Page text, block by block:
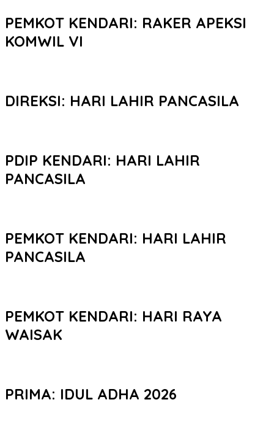
PEMKOT KENDARI: RAKER APEKSI
KOMWIL VI
DIREKSI: HARI LAHIR PANCASILA
PDIP KENDARI: HARI LAHIR
PANCASILA
PEMKOT KENDARI: HARI LAHIR
PANCASILA
PEMKOT KENDARI: HARI RAYA
WAISAK
PRIMA: IDUL ADHA 2026